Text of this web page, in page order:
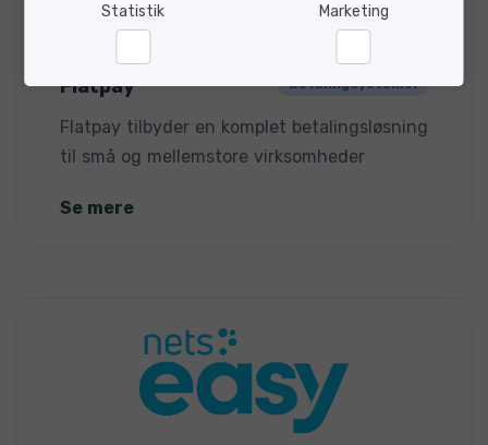
Statistik Marketing
Flatpay Betalingsystemer
Flatpay tilbyder en komplet betalingsløsning
til små og mellemstore virksomheder
Se mere